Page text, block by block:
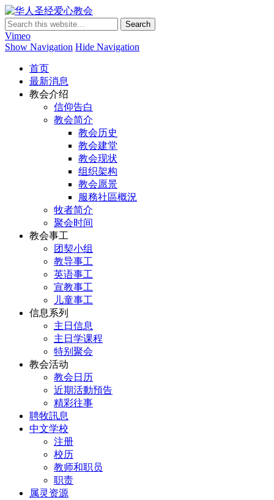
Vimeo
Show Navigation Hide Navigation
首页
最新消息
教会介绍
信仰告白
教会简介
教会历史
教会建堂
教会现状
组织架构
教会愿景
服務社區概況
牧者简介
聚会时间
教会事工
团契小组
教导事工
英语事工
宣教事工
儿童事工
信息系列
主日信息
主日学课程
特别聚会
教会活动
教会日历
近期活動預告
精彩往事
聘牧訊息
中文学校
注册
校历
教师和职员
职责
属灵资源